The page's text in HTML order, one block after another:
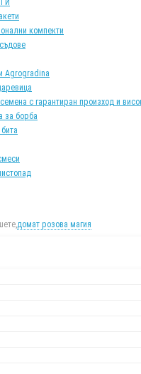
компекти
Agrogradina
с гарантиран произход и
за борба
домат розова магия